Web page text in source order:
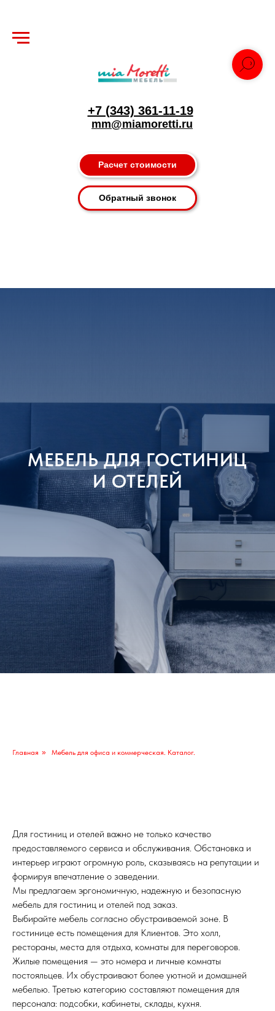
+7 (343) 361-11-19
mm@miamoretti.ru
Расчет стоимости
Обратный звонок
МЕБЕЛЬ ДЛЯ ГОСТИНИЦ
И ОТЕЛЕЙ
Главная » Мебель для офиса и коммерческая. Каталог.
Для гостиниц и отелей важно не только качество
предоставляемого сервиса и обслуживания. Обстановка и
интерьер играют огромную роль, сказываясь на репутации и
формируя впечатление о заведении.
Мы предлагаем эргономичную, надежную и безопасную
мебель для гостиниц и отелей под заказ.
Выбирайте мебель согласно обустраиваемой зоне. В
гостинице есть помещения для Клиентов. Это холл,
рестораны, места для отдыха, комнаты для переговоров.
Жилые помещения — это номера и личные комнаты
постояльцев. Их обустраивают более уютной и домашней
мебелью. Третью категорию составляют помещения для
персонала: подсобки, кабинеты, склады, кухня.